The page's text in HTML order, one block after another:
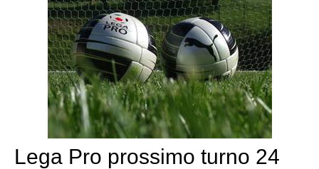
Lega Pro prossimo turno 24